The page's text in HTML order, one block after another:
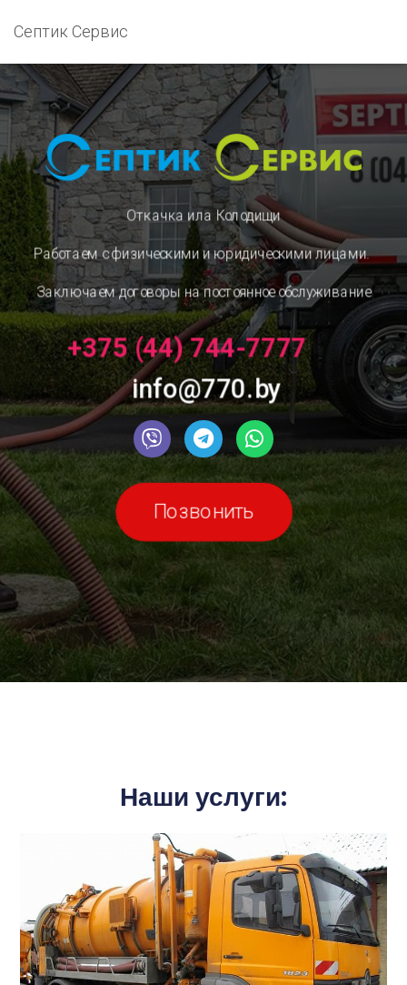
Септик Сервис
Откачка ила Колодищи
Работаем с физическими и юридическими лицами.
Заключаем договоры на постоянное обслуживание
+375 (44) 744-7777
info@770.by
Позвонить
Наши услуги: